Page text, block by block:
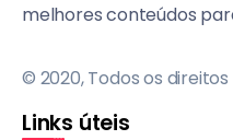
melhores conteúdos
© 2020, Todos os
Links úteis